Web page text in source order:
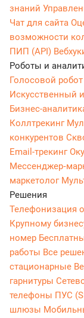
знаний
Чат для сайта
возможности
ПИП (API)
Роботы и
Голосовой робот
Искусственный
Бизнес-
Коллтрекинг
конкурентов
Email-трекинг
маркетолог
Решения
Телефонизация
Крупному
номер
работы Все
стационарные
гарнитуры
телефоны ПУС
шлюзы